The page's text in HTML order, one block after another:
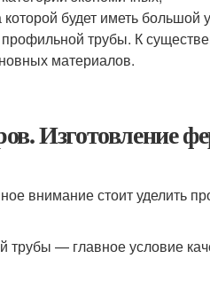
будет иметь большой
трубы. К
материалов.
Изготовление
внимание стоит уделить
— главное условие